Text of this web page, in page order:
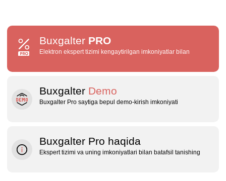
Buxgalter PRO
Elektron ekspert tizimi kengaytirilgan imkoniyatlar bilan
Buxgalter Demo
Buxgalter Pro saytiga bepul demo‑kirish imkoniyati
Buxgalter Pro haqida
Ekspert tizimi va uning imkoniyatlari bilan batafsil tanishing